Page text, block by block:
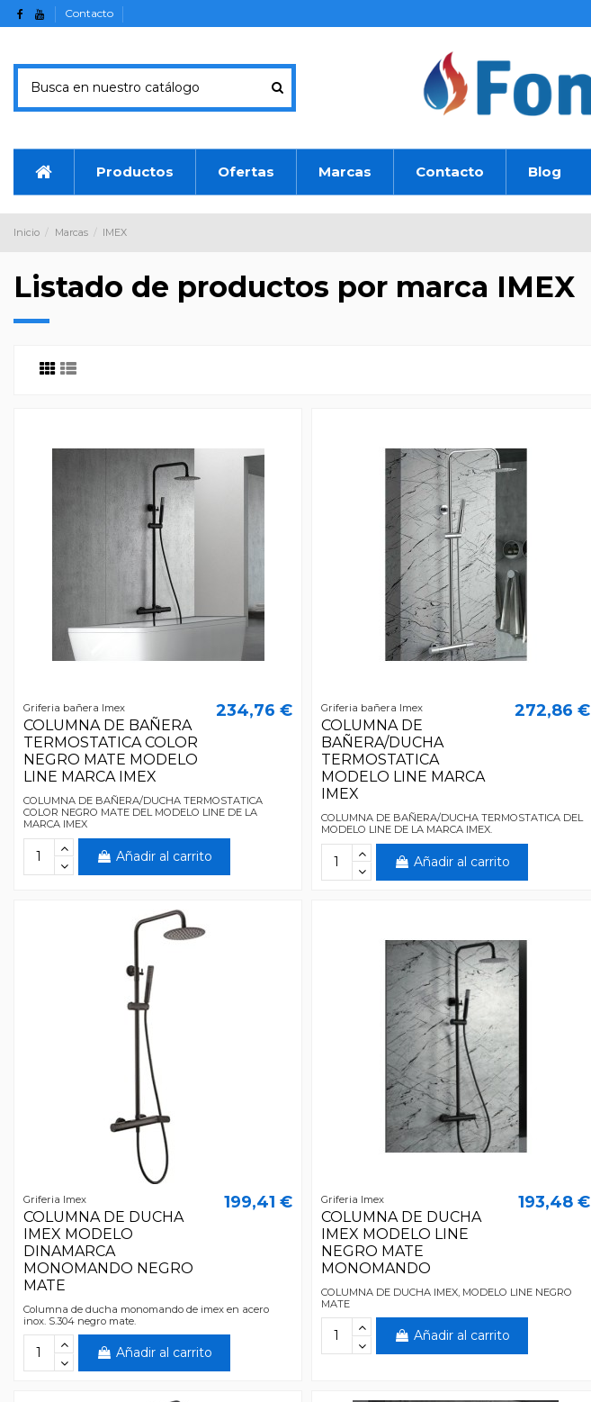
Contacto
Productos Ofertas Marcas Contacto Blog
Inicio Marcas IMEX
Listado de productos por marca IMEX
Griferia bañera Imex
COLUMNA DE BAÑERA
TERMOSTATICA COLOR
NEGRO MATE MODELO
LINE MARCA IMEX
234,76 €
COLUMNA DE BAÑERA/DUCHA TERMOSTATICA
COLOR NEGRO MATE DEL MODELO LINE DE LA
MARCA IMEX
Añadir al carrito
Griferia bañera Imex
COLUMNA DE
BAÑERA/DUCHA
TERMOSTATICA
MODELO LINE MARCA
IMEX
272,86 €
COLUMNA DE BAÑERA/DUCHA TERMOSTATICA DEL
MODELO LINE DE LA MARCA IMEX.
Añadir al carrito
Griferia Imex
COLUMNA DE DUCHA
IMEX MODELO
DINAMARCA
MONOMANDO NEGRO
MATE
199,41 €
Columna de ducha monomando de imex en acero
inox. S.304 negro mate.
Añadir al carrito
Griferia Imex
COLUMNA DE DUCHA
IMEX MODELO LINE
NEGRO MATE
MONOMANDO
193,48 €
COLUMNA DE DUCHA IMEX, MODELO LINE NEGRO
MATE
Añadir al carrito